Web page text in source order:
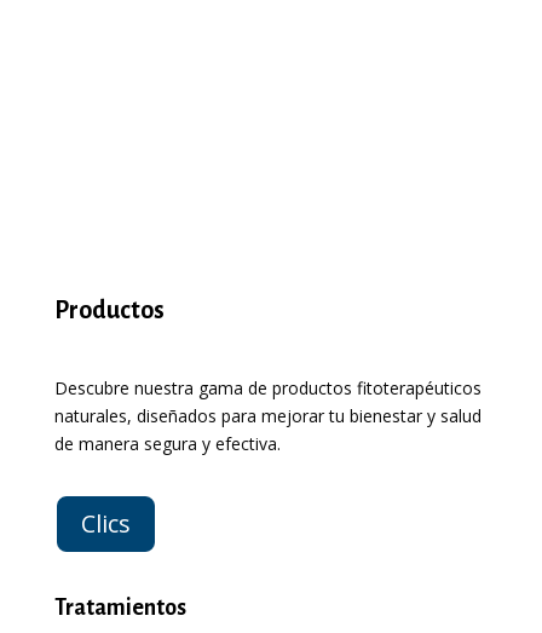
Productos
Descubre nuestra gama de productos fitoterapéuticos
naturales, diseñados para mejorar tu bienestar y salud
de manera segura y efectiva.
Clics
Tratamientos